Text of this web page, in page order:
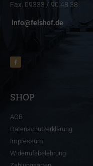
Fax. 09333 / 90 48 38
info@felshof.de
SHOP
AGB
Datenschutzerklärung
Impressum
Widerrufsbelehrung